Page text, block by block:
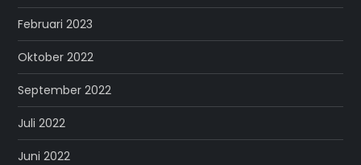
Februari 2023
Oktober 2022
September 2022
Juli 2022
Juni 2022